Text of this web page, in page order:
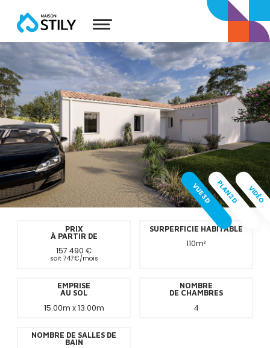
VUE 3DPLAN 2D VIDÉO
PRIX
À PARTIR DE
157 490 €
soit 747€/mois
SURPERFICIE HABITABLE
110m²
EMPRISE
AU SOL
15.00m x 13.00m
NOMBRE
DE CHAMBRES
4
NOMBRE DE SALLES DE
BAIN